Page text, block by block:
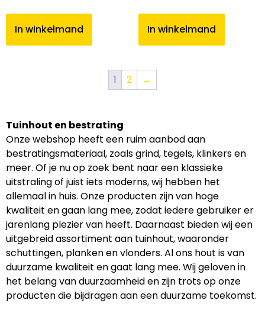
In winkelmand In winkelmand
1 2 →
Tuinhout en bestrating
Onze webshop heeft een ruim aanbod aan
bestratingsmateriaal, zoals grind, tegels, klinkers en
meer. Of je nu op zoek bent naar een klassieke
uitstraling of juist iets moderns, wij hebben het
allemaal in huis. Onze producten zijn van hoge
kwaliteit en gaan lang mee, zodat iedere gebruiker er
jarenlang plezier van heeft. Daarnaast bieden wij een
uitgebreid assortiment aan tuinhout, waaronder
schuttingen, planken en vlonders. Al ons hout is van
duurzame kwaliteit en gaat lang mee. Wij geloven in
het belang van duurzaamheid en zijn trots op onze
producten die bijdragen aan een duurzame toekomst.